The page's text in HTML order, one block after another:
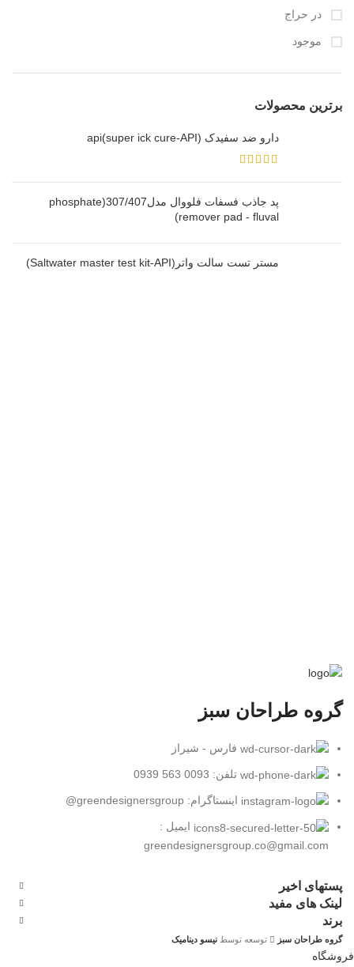
در حراج
موجود
برترین محصولات
دارو ضد سفیدک api(super ick cure-API)
پد جاذب فسفات فلووال مدل307/407(phosphate
remover pad - fluval)
مستر تست سالت واتر(Saltwater master test kit-API)
گروه طراحان سبز
فارس - شیراز
تلفن: 0093 563 0939
اینستاگرام: greendesignersgroup@
ایمیل :
greendesignersgroup.co@gmail.com
پستهای اخیر
لینک های مفید
برند
گروه طراحان سبز توسعه توسط نیسو دینامیک
فروشگاه